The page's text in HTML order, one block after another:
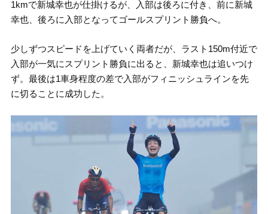
1kmで新城幸也が仕掛けるが、入部は後ろに付き、前に新城
幸也、後ろに入部となってゴールスプリント勝負へ。
少しずつスピードを上げていく両者だが、ラスト150m付近で
入部が一気にスプリント勝負に出ると、新城幸也は追いつけ
ず。最後は1車身程度の差で入部がフィニッシュラインを先
に切ることに成功した。